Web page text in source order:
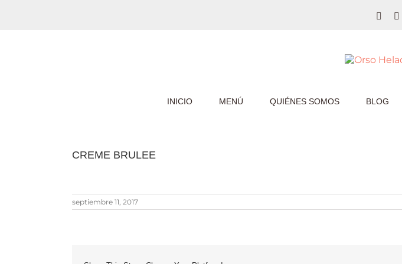
INICIO MENÚ QUIÉNES SOMOS BLOG
CREME BRULEE
septiembre 11, 2017